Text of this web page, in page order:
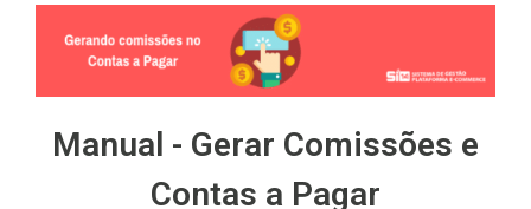
Manual - Gerar Comissões e
Contas a Pagar